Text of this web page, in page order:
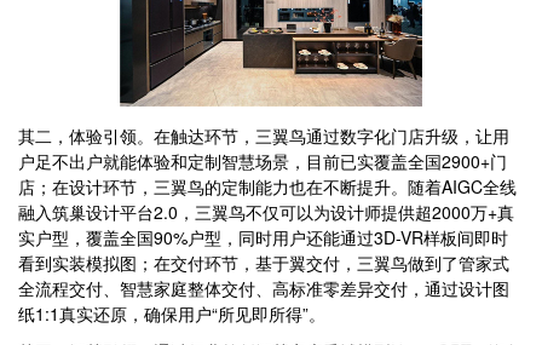
其二，体验引领。在触达环节，三翼鸟通过数字化门店升级，让用
户足不出户就能体验和定制智慧场景，目前已实覆盖全国2900+门
店；在设计环节，三翼鸟的定制能力也在不断提升。随着AIGC全线
融入筑巢设计平台2.0，三翼鸟不仅可以为设计师提供超2000万+真
实户型，覆盖全国90%户型，同时用户还能通过3D-VR样板间即时
看到实装模拟图；在交付环节，基于翼交付，三翼鸟做到了管家式
全流程交付、智慧家庭整体交付、高标准零差异交付，通过设计图
纸1:1真实还原，确保用户“所见即所得”。